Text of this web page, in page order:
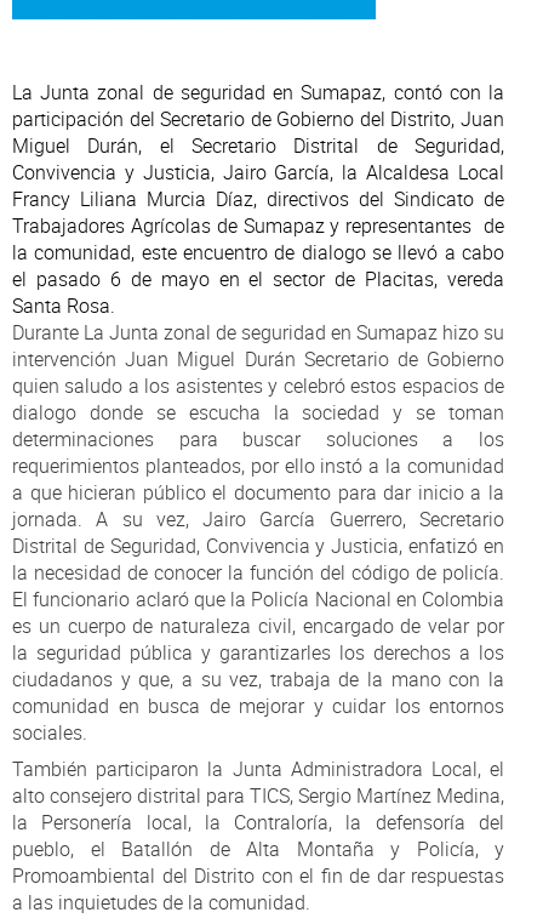
La Junta zonal de seguridad en Sumapaz, contó con la
participación del Secretario de Gobierno del Distrito, Juan
Miguel Durán, el Secretario Distrital de Seguridad,
Convivencia y Justicia, Jairo García, la Alcaldesa Local
Francy Liliana Murcia Díaz, directivos del Sindicato de
Trabajadores Agrícolas de Sumapaz y representantes de
la comunidad, este encuentro de dialogo se llevó a cabo
el pasado 6 de mayo en el sector de Placitas, vereda
Santa Rosa.
Durante La Junta zonal de seguridad en Sumapaz hizo su
intervención Juan Miguel Durán Secretario de Gobierno
quien saludo a los asistentes y celebró estos espacios de
dialogo donde se escucha la sociedad y se toman
determinaciones para buscar soluciones a los
requerimientos planteados, por ello instó a la comunidad
a que hicieran público el documento para dar inicio a la
jornada. A su vez, Jairo García Guerrero, Secretario
Distrital de Seguridad, Convivencia y Justicia, enfatizó en
la necesidad de conocer la función del código de policía.
El funcionario aclaró que la Policía Nacional en Colombia
es un cuerpo de naturaleza civil, encargado de velar por
la seguridad pública y garantizarles los derechos a los
ciudadanos y que, a su vez, trabaja de la mano con la
comunidad en busca de mejorar y cuidar los entornos
sociales.
También participaron la Junta Administradora Local, el
alto consejero distrital para TICS, Sergio Martínez Medina,
la Personería local, la Contraloría, la defensoría del
pueblo, el Batallón de Alta Montaña y Policía, y
Promoambiental del Distrito con el fin de dar respuestas
a las inquietudes de la comunidad.